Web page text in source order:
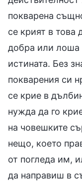
покварена
се крият в това
добра или лоша
истината. Без
покварения си
се крие в
нужда да го
на човешките
нещо, което
от погледа им,
да направиш в